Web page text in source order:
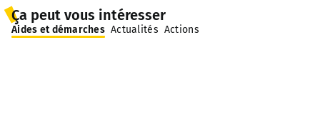
Ça peut vous intéresser
Aides et démarches Actualités Actions